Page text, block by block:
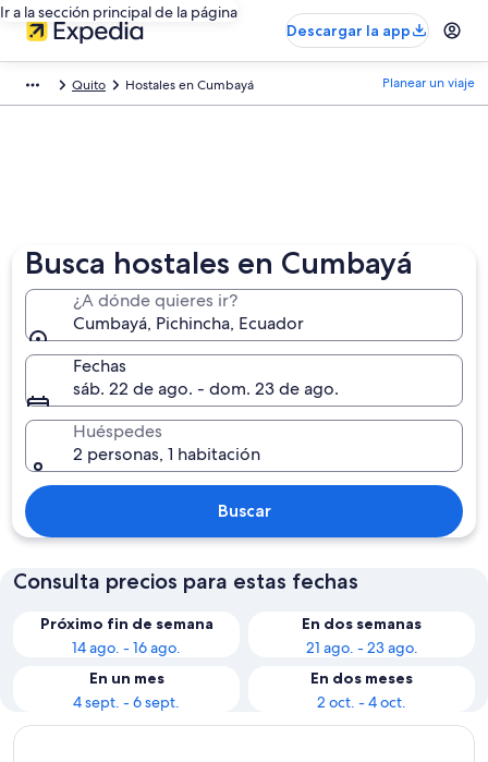
Ir a la sección principal de la página
Descargar la app
Quito Hostales en Cumbayá Planear un viaje
Busca hostales en Cumbayá
¿A dónde quieres ir?
Cumbayá, Pichincha, Ecuador
Fechas
sáb. 22 de ago. - dom. 23 de ago.
Huéspedes
2 personas, 1 habitación
Buscar
Consulta precios para estas fechas
Próximo fin de semana
14 ago. - 16 ago.
En dos semanas
21 ago. - 23 ago.
En un mes
4 sept. - 6 sept.
En dos meses
2 oct. - 4 oct.